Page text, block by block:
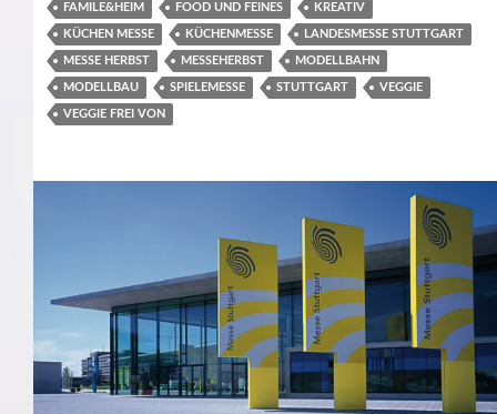
FAMILE&HEIM FOOD UND FEINES KREATIV
KÜCHEN MESSE KÜCHENMESSE LANDESMESSE STUTTGART
MESSE HERBST MESSEHERBST MODELLBAHN
MODELLBAU SPIELEMESSE STUTTGART VEGGIE
VEGGIE FREI VON